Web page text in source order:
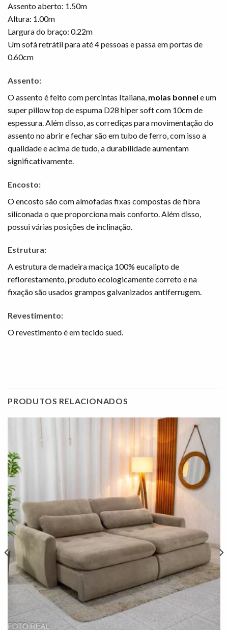
Assento aberto: 1.50m
Altura: 1.00m
Largura do braço: 0.22m
Um sofá retrátil para até 4 pessoas e passa em portas de
0.60cm
Assento:
O assento é feito com percintas Italiana, molas bonnel e um
super pillow top de espuma D28 hiper soft com 10cm de
espessura. Além disso, as corrediças para movimentação do
assento no abrir e fechar são em tubo de ferro, com isso a
qualidade e acima de tudo, a durabilidade aumentam
significativamente.
Encosto:
O encosto são com almofadas fixas compostas de fibra
siliconada o que proporciona mais conforto. Além disso,
possui várias posições de inclinação.
Estrutura:
A estrutura de madeira maciça 100% eucalipto de
reflorestamento, produto ecologicamente correto e na
fixação são usados grampos galvanizados antiferrugem.
Revestimento:
O revestimento é em tecido sued.
PRODUTOS RELACIONADOS
Adicionar
à lista de
desejos"